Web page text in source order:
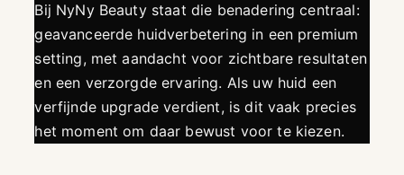
Bij NyNy Beauty staat die benadering centraal:
geavanceerde huidverbetering in een premium
setting, met aandacht voor zichtbare resultaten
en een verzorgde ervaring. Als uw huid een
verfijnde upgrade verdient, is dit vaak precies
het moment om daar bewust voor te kiezen.